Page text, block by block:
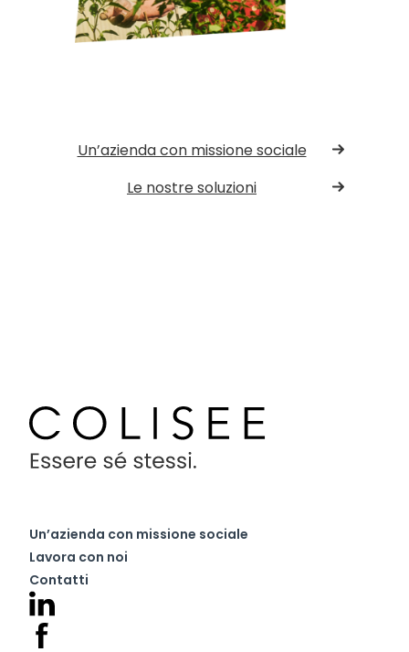
Un’azienda con missione sociale
Le nostre soluzioni
Un’azienda con missione sociale
Lavora con noi
Contatti